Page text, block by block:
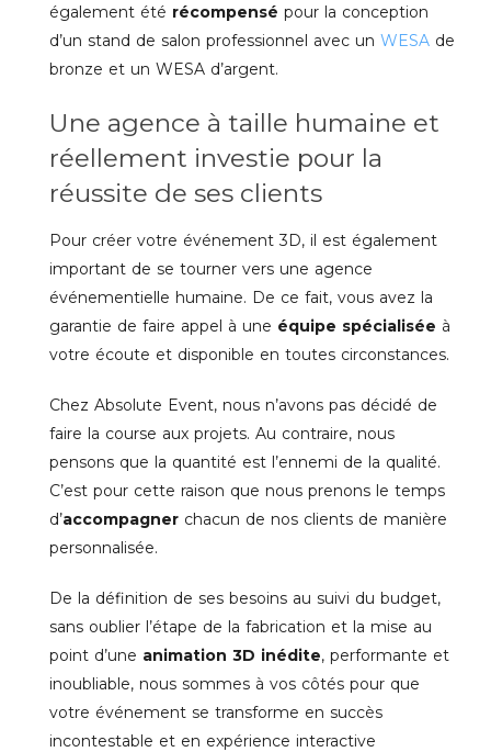
également été récompensé pour la conception
d’un stand de salon professionnel avec un WESA de
bronze et un WESA d’argent.
Une agence à taille humaine et
réellement investie pour la
réussite de ses clients
Pour créer votre événement 3D, il est également
important de se tourner vers une agence
événementielle humaine. De ce fait, vous avez la
garantie de faire appel à une équipe spécialisée à
votre écoute et disponible en toutes circonstances.
Chez Absolute Event, nous n’avons pas décidé de
faire la course aux projets. Au contraire, nous
pensons que la quantité est l’ennemi de la qualité.
C’est pour cette raison que nous prenons le temps
d’accompagner chacun de nos clients de manière
personnalisée.
De la définition de ses besoins au suivi du budget,
sans oublier l’étape de la fabrication et la mise au
point d’une animation 3D inédite, performante et
inoubliable, nous sommes à vos côtés pour que
votre événement se transforme en succès
incontestable et en expérience interactive